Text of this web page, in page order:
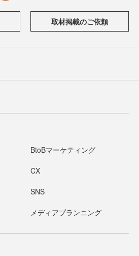
取材掲載のご依頼
BtoBマーケティング
CX
SNS
メディアプランニング